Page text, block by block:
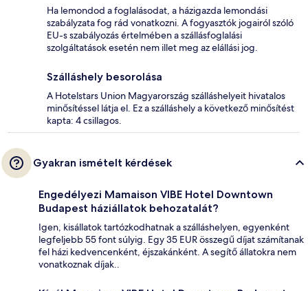
Ha lemondod a foglalásodat, a házigazda lemondási
szabályzata fog rád vonatkozni. A fogyasztók jogairól szóló
EU-s szabályozás értelmében a szállásfoglalási
szolgáltatások esetén nem illet meg az elállási jog.
Szálláshely besorolása
A Hotelstars Union Magyarország szálláshelyeit hivatalos
minősítéssel látja el. Ez a szálláshely a következő minősítést
kapta: 4 csillagos.
Gyakran ismételt kérdések
Engedélyezi Mamaison VIBE Hotel Downtown
Budapest háziállatok behozatalát?
Igen, kisállatok tartózkodhatnak a szálláshelyen, egyenként
legfeljebb 55 font súlyig. Egy 35 EUR összegű díjat számítanak
fel házi kedvencenként, éjszakánként. A segítő állatokra nem
vonatkoznak díjak..